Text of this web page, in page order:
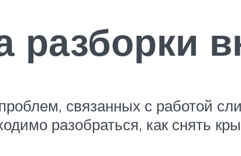
разборки
связанных с работой
разобраться, как снять